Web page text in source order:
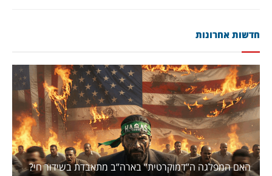
חדשות אחרונות
האם המפלגה ה”דמוקרטית” בארה”ב מתאבדת בשידור חי?